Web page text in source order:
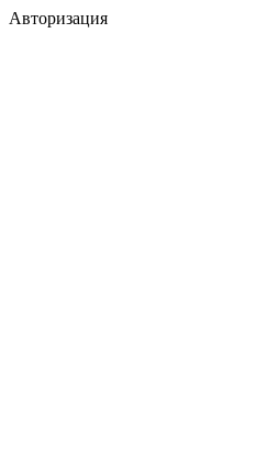
Авторизация